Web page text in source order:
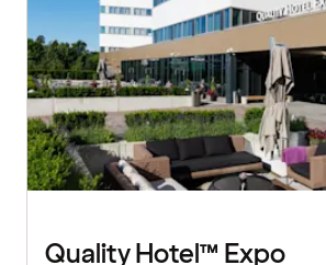
Quality Hotel™ Expo